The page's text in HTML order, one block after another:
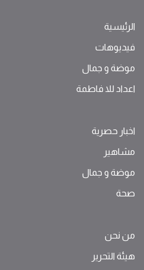
الرئيسية
فيديوهات
موضة ‫و‬ ‫‬‫جمال‬
اعداد للا فاطمة
اخبار حصرية
مشاهير
موضة ‫و‬ ‫‬‫جمال‬
صحة
من نحن
هيئة التحرير